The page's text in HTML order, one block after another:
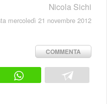
Nicola Sichi
mercoledì 21 novembre 2012
COMMENTA